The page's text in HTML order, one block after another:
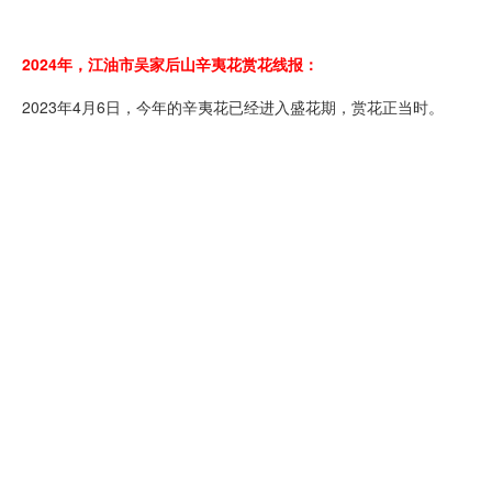
2024年，江油市吴家后山辛夷花赏花线报：
2023年4月6日，今年的辛夷花已经进入盛花期，赏花正当时。